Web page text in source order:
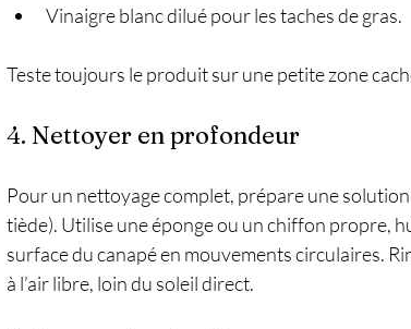
Vinaigre blanc dilué pour les taches de gras.
Teste toujours le produit sur une petite zone
4. Nettoyer en profondeur
Pour un nettoyage complet, prépare une
tiède). Utilise une éponge ou un chiffon propre,
surface du canapé en mouvements circulaires.
à l’air libre, loin du soleil direct.